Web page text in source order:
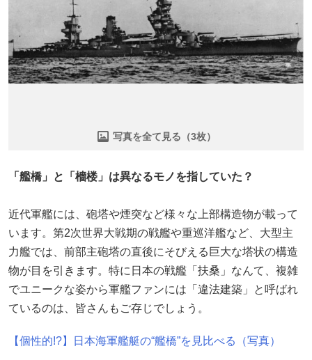
写真を全て見る（3枚）
「艦橋」と「檣楼」は異なるモノを指していた？
近代軍艦には、砲塔や煙突など様々な上部構造物が載って
います。第2次世界大戦期の戦艦や重巡洋艦など、大型主
力艦では、前部主砲塔の直後にそびえる巨大な塔状の構造
物が目を引きます。特に日本の戦艦「扶桑」なんて、複雑
でユニークな姿から軍艦ファンには「違法建築」と呼ばれ
ているのは、皆さんもご存じでしょう。
【個性的!?】日本海軍艦艇の“艦橋”を見比べる（写真）